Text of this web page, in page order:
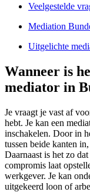
Veelgestelde
Mediation
Uitgelichte
Wanneer is
mediator in
Je vraagt je vast af
hebt. Je kan een
inschakelen. Door in
tussen beide kanten
Daarnaast is het zo
compromis laat
werkgever. Je kan
uitgekeerd loon of